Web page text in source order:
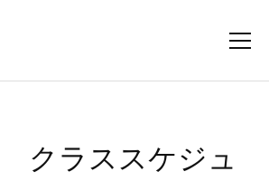
クラススケジュ